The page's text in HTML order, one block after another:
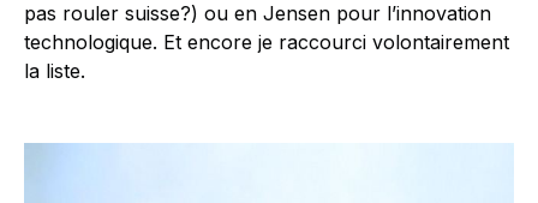
pas rouler suisse?) ou en Jensen pour l’innovation
technologique. Et encore je raccourci volontairement
la liste.